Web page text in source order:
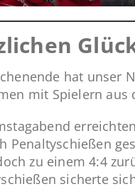
hat unser
mit Spielern aus
Penaltyschießen
zu einem 4:4
sicherte